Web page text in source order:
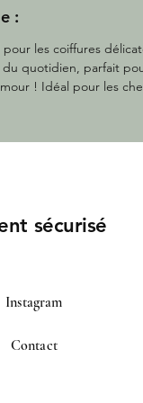
défaire ni la
😴 Idéal pour la
satin pour
:
les coiffures
quotidien, parfait
! Idéal pour les
Instagram
Contact
sécurisé